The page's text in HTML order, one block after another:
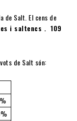
de Salt. El cens de
i saltencs . 109
de Salt són: